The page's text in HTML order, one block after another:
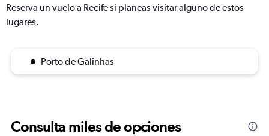
Reserva un vuelo a Recife si planeas visitar alguno de estos
lugares.
Porto de Galinhas
Consulta miles de opciones